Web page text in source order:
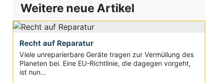
Weitere neue Artikel
Recht auf Reparatur
Viele unreparierbare Geräte tragen zur Vermüllung des
Planeten bei. Eine EU-Richtlinie, die dagegen vorgeht,
ist nun...